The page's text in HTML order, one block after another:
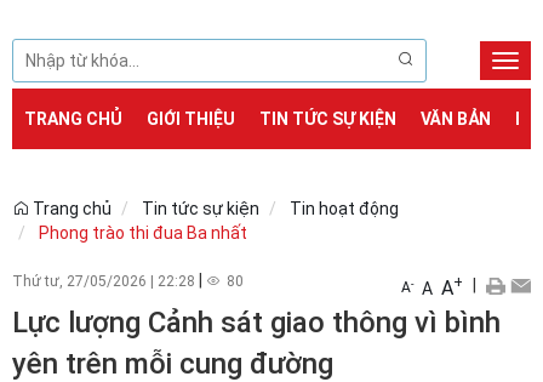
TRANG CHỦ GIỚI THIỆU TIN TỨC SỰ KIỆN VĂN BẢN
Trang chủ Tin tức sự kiện
Tin hoạt động
Phong trào thi đua Ba nhất
Thứ tư, 27/05/2026 | 22:28 80 A- A A+
Lực lượng Cảnh sát giao thông vì bình
yên trên mỗi cung đường